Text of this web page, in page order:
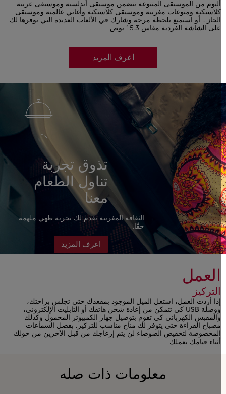
ألبوم من الموسيقى المتنوعة تتضمن موسيقى أندلسية وموسيقى عربية
كلاسيكية ومنوعات مغربية وموسيقى كلاسيكية وأغاني عالمية وموسيقى
الجاز... أو استمتع بلحظة مرحة وشارك في الألعاب العديدة التي نوفرها لك
على الشاشة الفردية مقاس 15.3 بوص
اعرف المزيد
تذوق تجربة
تناول الطعام
معنا
الثقافة المغربية تقدم لك تجربة طهي ملهمة
حقًا.
اعرف المزيد
العمل
التركيز
إذا أردت العمل، استغل الميل الموجود بمقعدك حتى تجلس براحتك،
ووصلة USB كي تتمكن من إعادة شحن هاتفك أو التابليت الإلكتروني،
والمقبس الكهربائي كي تقوم بتوصيل جهاز الكمبيوتر المحمول وكذلك
مصباح القراءة حتى يتوفر لك مناخ مناسب للتركيز. بفضل السماعات
المخصوصة لتخفيض الضوضاء لن يتم إزعاجك من قبل الآخرين من حولك
أثناء قيامك بعملك
معلومات ذات صله